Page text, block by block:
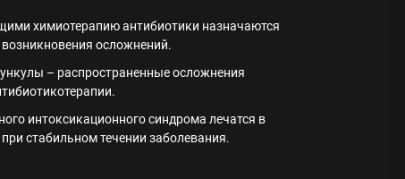
химиотерапию антибиотики назначаются
осложнений.
– распространенные осложнения
интоксикационного синдрома лечатся в
стабильном течении заболевания.